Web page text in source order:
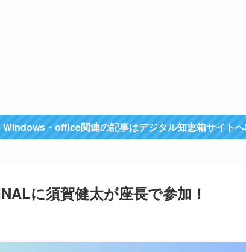
Windows・office関連の記事はデジタル知恵箱サイトへ
に須賀健太が座長で参加！